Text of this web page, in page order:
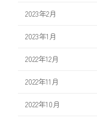
2023年2月
2023年1月
2022年12月
2022年11月
2022年10月